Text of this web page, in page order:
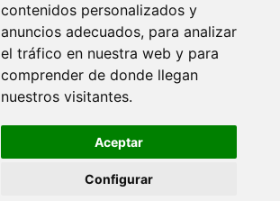
contenidos personalizados y
anuncios adecuados, para analizar
el tráfico en nuestra web y para
comprender de donde llegan
nuestros visitantes.
Aceptar
Configurar
Añadir al carrito